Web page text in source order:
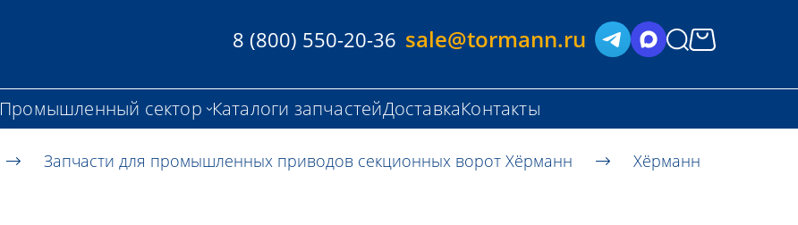
8 (800) 550-20-36 sale@tormann.ru
Промышленный сектор Каталоги запчастейДоставкаКонтакты
Запчасти для промышленных приводов секционных ворот Хёрманн
Хёрманн